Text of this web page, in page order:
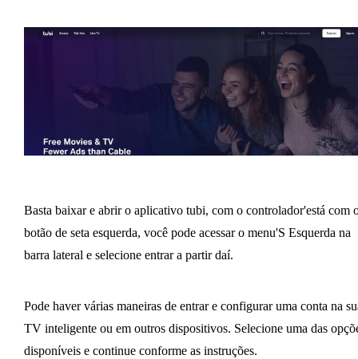
Basta baixar e abrir o aplicativo tubi, com o controlador'está com
botão de seta esquerda, você pode acessar o menu'S Esquerda na
barra lateral e selecione entrar a partir daí.
Pode haver várias maneiras de entrar e configurar uma conta na
TV inteligente ou em outros dispositivos. Selecione uma das
disponíveis e continue conforme as instruções.